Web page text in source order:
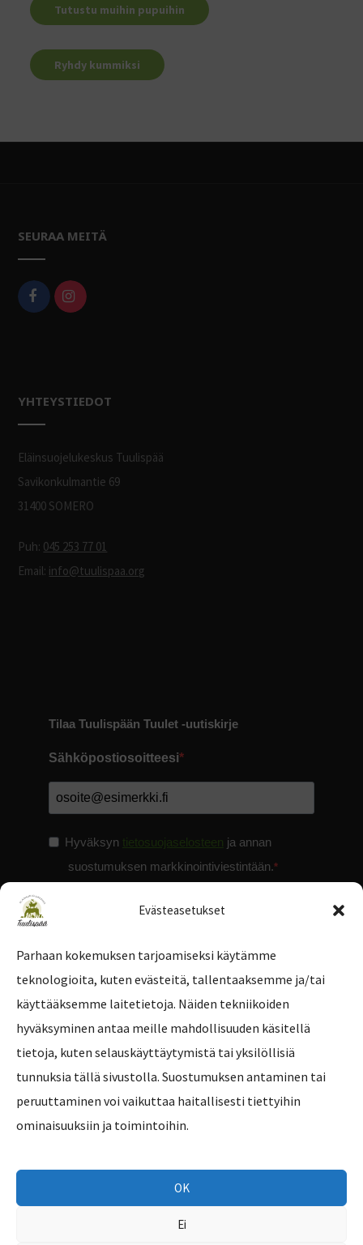
Evästeasetukset
Parhaan kokemuksen tarjoamiseksi käytämme
teknologioita, kuten evästeitä, tallentaaksemme ja/tai
käyttääksemme laitetietoja. Näiden tekniikoiden
hyväksyminen antaa meille mahdollisuuden käsitellä
tietoja, kuten selauskäyttäytymistä tai yksilöllisiä
tunnuksia tällä sivustolla. Suostumuksen antaminen tai
peruuttaminen voi vaikuttaa haitallisesti tiettyihin
ominaisuuksiin ja toimintoihin.
OK
Ei
Tutustu muihin pupuihin
Ryhdy kummiksi
SEURAA MEITÄ
YHTEYSTIEDOT
Eläinsuojelukeskus Tuulispää
Savikonkulmantie 69
31400 SOMERO
Puh: 045 253 77 01
Email: info@tuulispaa.org
Tilaa Tuulispään Tuulet -uutiskirje
Sähköpostiosoitteesi
Hyväksyn tietosuojaselosteen ja annan
suostumuksen markkinointiviestintään.
Tilaa uutiskirje
Copyright © 2026 Eläinsuojelukeskus Tuulispää